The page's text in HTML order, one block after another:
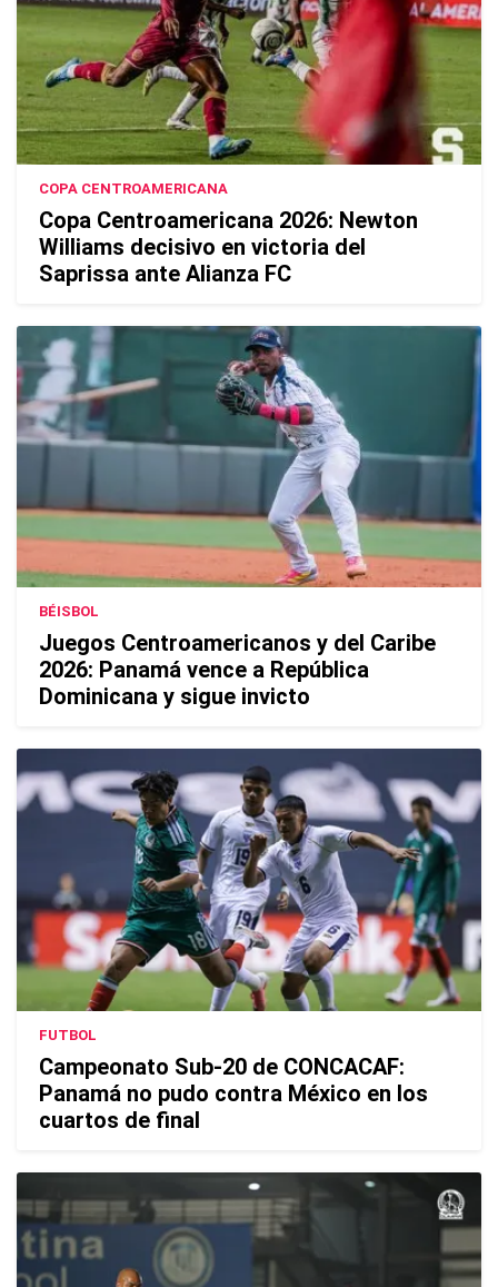
COPA CENTROAMERICANA
Copa Centroamericana 2026: Newton
Williams decisivo en victoria del
Saprissa ante Alianza FC
BÉISBOL
Juegos Centroamericanos y del Caribe
2026: Panamá vence a República
Dominicana y sigue invicto
FUTBOL
Campeonato Sub-20 de CONCACAF:
Panamá no pudo contra México en los
cuartos de final